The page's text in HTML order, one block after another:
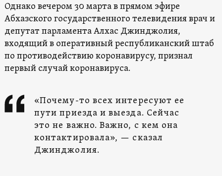
Однако вечером 30 марта в прямом эфире
Абхазского государственного телевидения врач и
депутат парламента Алхас Джинджолия,
входящий в оперативный республиканский штаб
по противодействию коронавирусу, признал
первый случай коронавируса.
«Почему-то всех интересуют ее
пути приезда и выезда. Сейчас
это не важно. Важно, с кем она
контактировала», — сказал
Джинджолия.